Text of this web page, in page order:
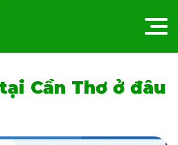
Cần Thơ ở đâu